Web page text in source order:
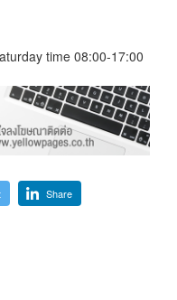
time 08:00-17:00
Share